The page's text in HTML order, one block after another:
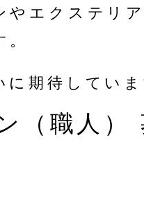
やエクステリ
に期待してい
（職人）